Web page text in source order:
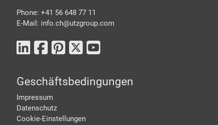
Phone: +41 56 648 77 11
E-Mail: info.ch@utzgroup.com
Geschäftsbedingungen
Impressum
Datenschutz
Cookie-Einstellungen